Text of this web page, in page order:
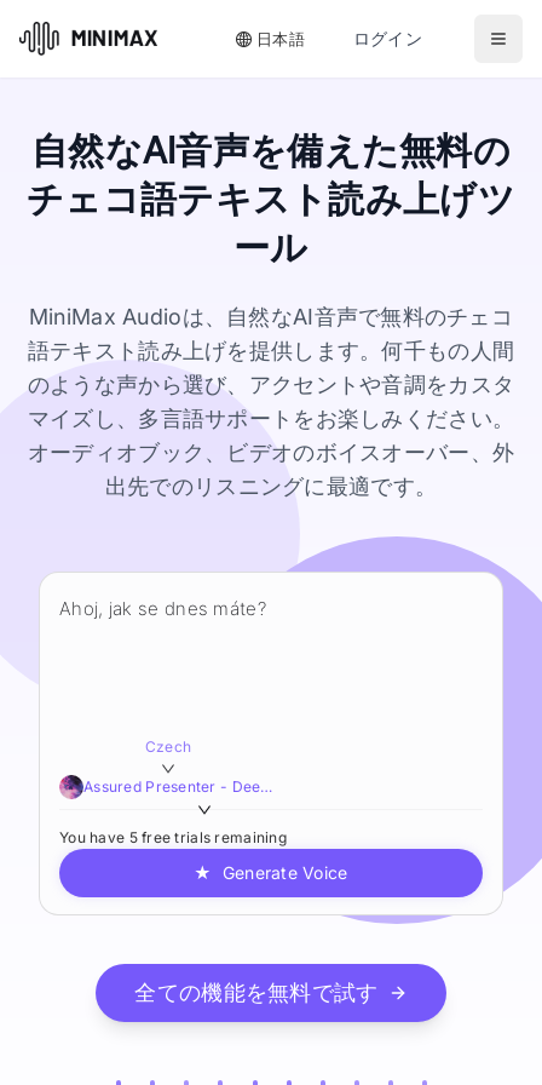
日本語 ログイン
自然なAI音声を備えた無料の
チェコ語テキスト読み上げツ
ール
MiniMax Audioは、自然なAI音声で無料のチェコ
語テキスト読み上げを提供します。何千もの人間
のような声から選び、アクセントや音調をカスタ
マイズし、多言語サポートをお楽しみください。
オーディオブック、ビデオのボイスオーバー、外
出先でのリスニングに最適です。
Czech
Assured Presenter - Deep,Smooth,Resonant
You have 5 free trials remaining
★ Generate Voice
全ての機能を無料で試す